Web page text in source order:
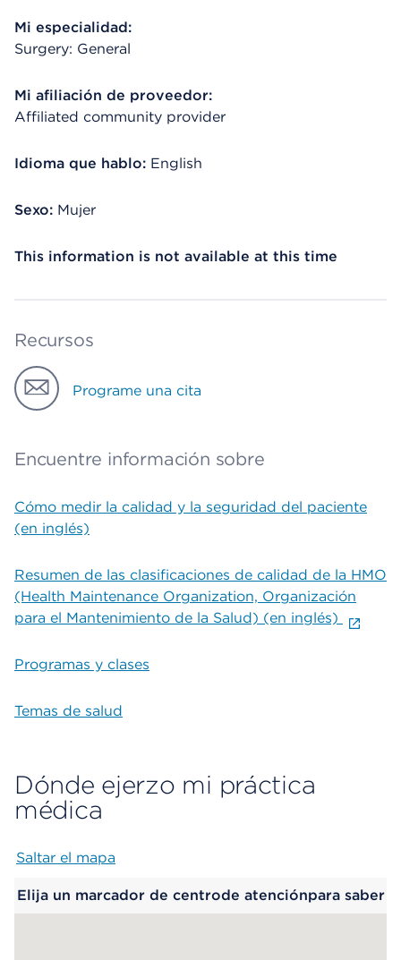
Mi especialidad:
Surgery: General
Mi afiliación de proveedor:
Affiliated community provider
Idioma que hablo: English
Sexo: Mujer
This information is not available at this time
Recursos
Programe una cita
Encuentre información sobre
Cómo medir la calidad y la seguridad del paciente
(en inglés)
Resumen de las clasificaciones de calidad de la HMO
(Health Maintenance Organization, Organización
para el Mantenimiento de la Salud) (en inglés)
Programas y clases
Temas de salud
Dónde ejerzo mi práctica
médica
Saltar el mapa
Elija un marcador de centrode atenciónpara saber